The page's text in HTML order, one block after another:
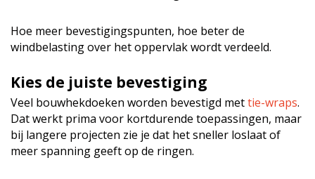
Hoe meer bevestigingspunten, hoe beter de
windbelasting over het oppervlak wordt verdeeld.
Kies de juiste bevestiging
Veel bouwhekdoeken worden bevestigd mettie-wraps.
Dat werkt prima voor kortdurende toepassingen, maar
bij langere projecten zie je dat het sneller loslaat of
meer spanning geeft op de ringen.